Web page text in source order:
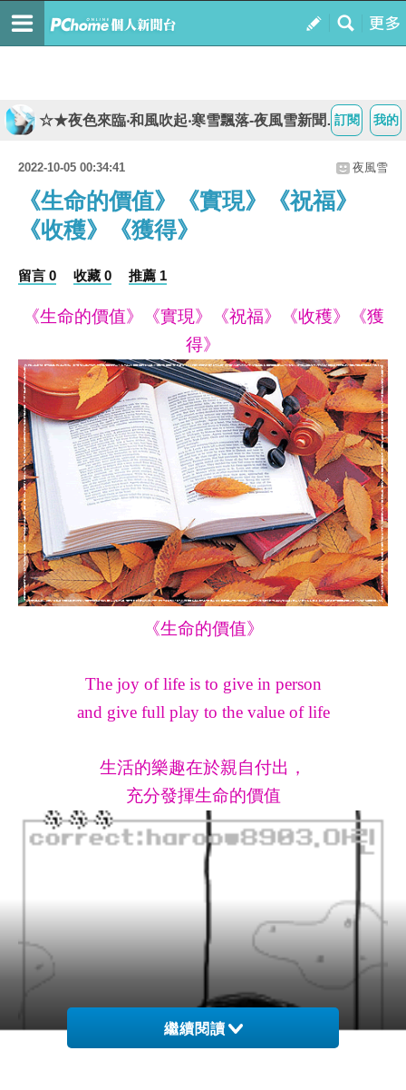
我的
訂閱
☆★夜色來臨‧和風吹起‧寒雪飄落-夜風雪新聞台★☆
2022-10-05 00:34:41 夜風雪
《生命的價值》《實現》《祝福》
《收穫》《獲得》
留言 0 收藏 0 推薦 1
《生命的價值》《實現》《祝福》《收穫》《獲
得》
《生命的價值》
The joy of life is to give in person
and give full play to the value of life
生活的樂趣在於親自付出，
充分發揮生命的價值
繼續閱讀